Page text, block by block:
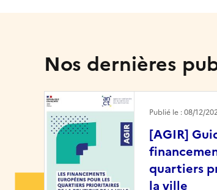
Nos dernières
[AGIR]
quartiers
la ville
Publié le : 08/12/
Image